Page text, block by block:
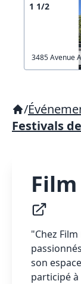
1 1/2
3485 Avenue
/
Festivals
"Chez
son
participé